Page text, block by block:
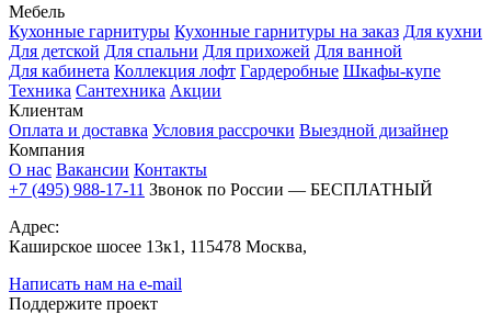
Мебель
Кухонные гарнитуры Кухонные гарнитуры на заказ Для кухни
Для детской Для спальни Для прихожей Для ванной
Для кабинета Коллекция лофт Гардеробные Шкафы-купе
Техника Сантехника Акции
Клиентам
Оплата и доставка Условия рассрочки Выездной дизайнер
Компания
О нас Вакансии Контакты
+7 (495) 988-17-11 Звонок по России — БЕСПЛАТНЫЙ
Адрес:
Каширское шосее 13к1, 115478 Москва,
Написать нам на e-mail
Поддержите проект